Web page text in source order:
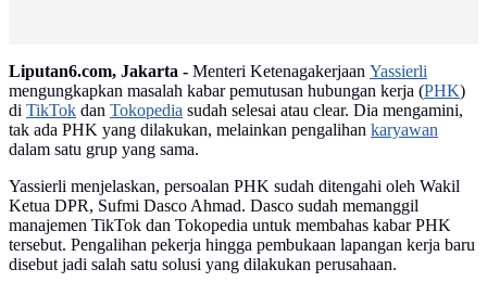
Liputan6.com, Jakarta - Menteri Ketenagakerjaan Yassierli
mengungkapkan masalah kabar pemutusan hubungan kerja (PHK)
di TikTok dan Tokopedia sudah selesai atau clear. Dia mengamini,
tak ada PHK yang dilakukan, melainkan pengalihan karyawan
dalam satu grup yang sama.
Yassierli menjelaskan, persoalan PHK sudah ditengahi oleh Wakil
Ketua DPR, Sufmi Dasco Ahmad. Dasco sudah memanggil
manajemen TikTok dan Tokopedia untuk membahas kabar PHK
tersebut. Pengalihan pekerja hingga pembukaan lapangan kerja baru
disebut jadi salah satu solusi yang dilakukan perusahaan.